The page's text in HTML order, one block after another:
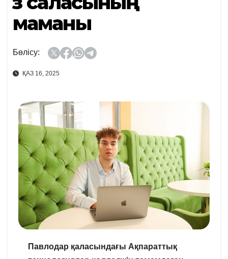
маманы
Бөлісу:
ҚАЗ 16, 2025
Павлодар қаласындағы Ақпараттық